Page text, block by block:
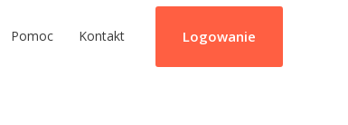
Pomoc Kontakt Logowanie